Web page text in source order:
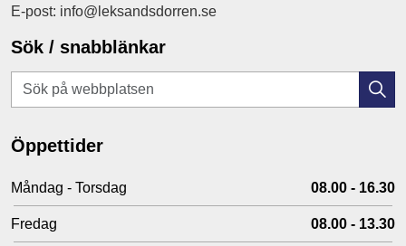
E-post: info@leksandsdorren.se
Sök / snabblänkar
Öppettider
Måndag - Torsdag 08.00 - 16.30
Fredag 08.00 - 13.30